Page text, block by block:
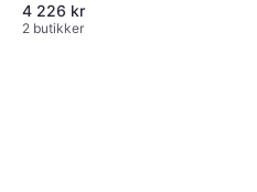
4 226 kr
2 butikker